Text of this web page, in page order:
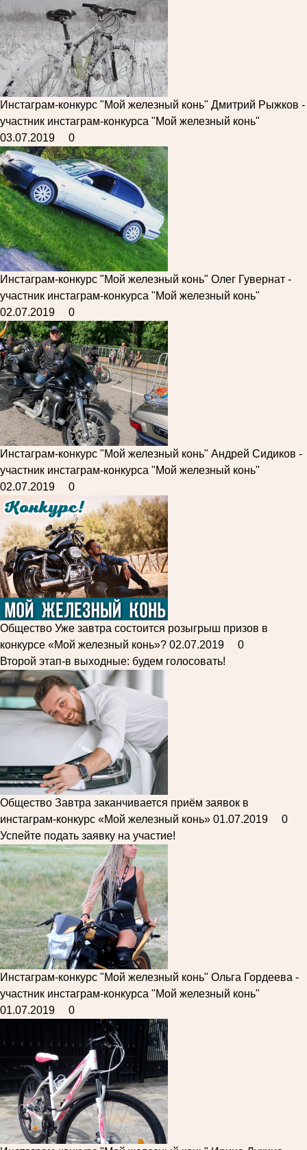
Инстаграм-конкурс "Мой железный конь" Дмитрий Рыжков -
участник инстаграм-конкурса "Мой железный конь"
03.07.2019
0
Инстаграм-конкурс "Мой железный конь" Олег Гувернат -
участник инстаграм-конкурса "Мой железный конь"
02.07.2019
0
Инстаграм-конкурс "Мой железный конь" Андрей Сидиков -
участник инстаграм-конкурса "Мой железный конь"
02.07.2019
0
Общество Уже завтра состоится розыгрыш призов в
конкурсе «Мой железный конь»? 02.07.2019
0
Второй этап-в выходные: будем голосовать!
Общество Завтра заканчивается приём заявок в
инстаграм-конкурс «Мой железный конь» 01.07.2019
0
Успейте подать заявку на участие!
Инстаграм-конкурс "Мой железный конь" Ольга Гордеева -
участник инстаграм-конкурса "Мой железный конь"
01.07.2019
0